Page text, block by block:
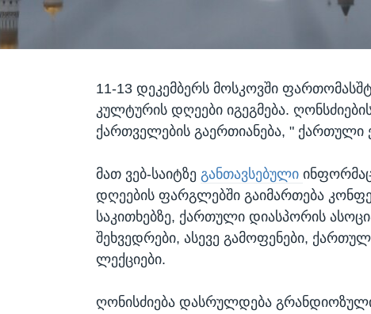
11-13 დეკემბერს მოსკოვში
კულტურის დღეები იგეგმება.
ქართველების გაერთიანება, "
მათ ვებ-საიტზე განთავსებული
დღეების ფარგლებში გაიმართება
საკითხებზე, ქართული დიასპორის
შეხვედრები, ასევე გამოფენები,
ლექციები.
ღონისძიება დასრულდება